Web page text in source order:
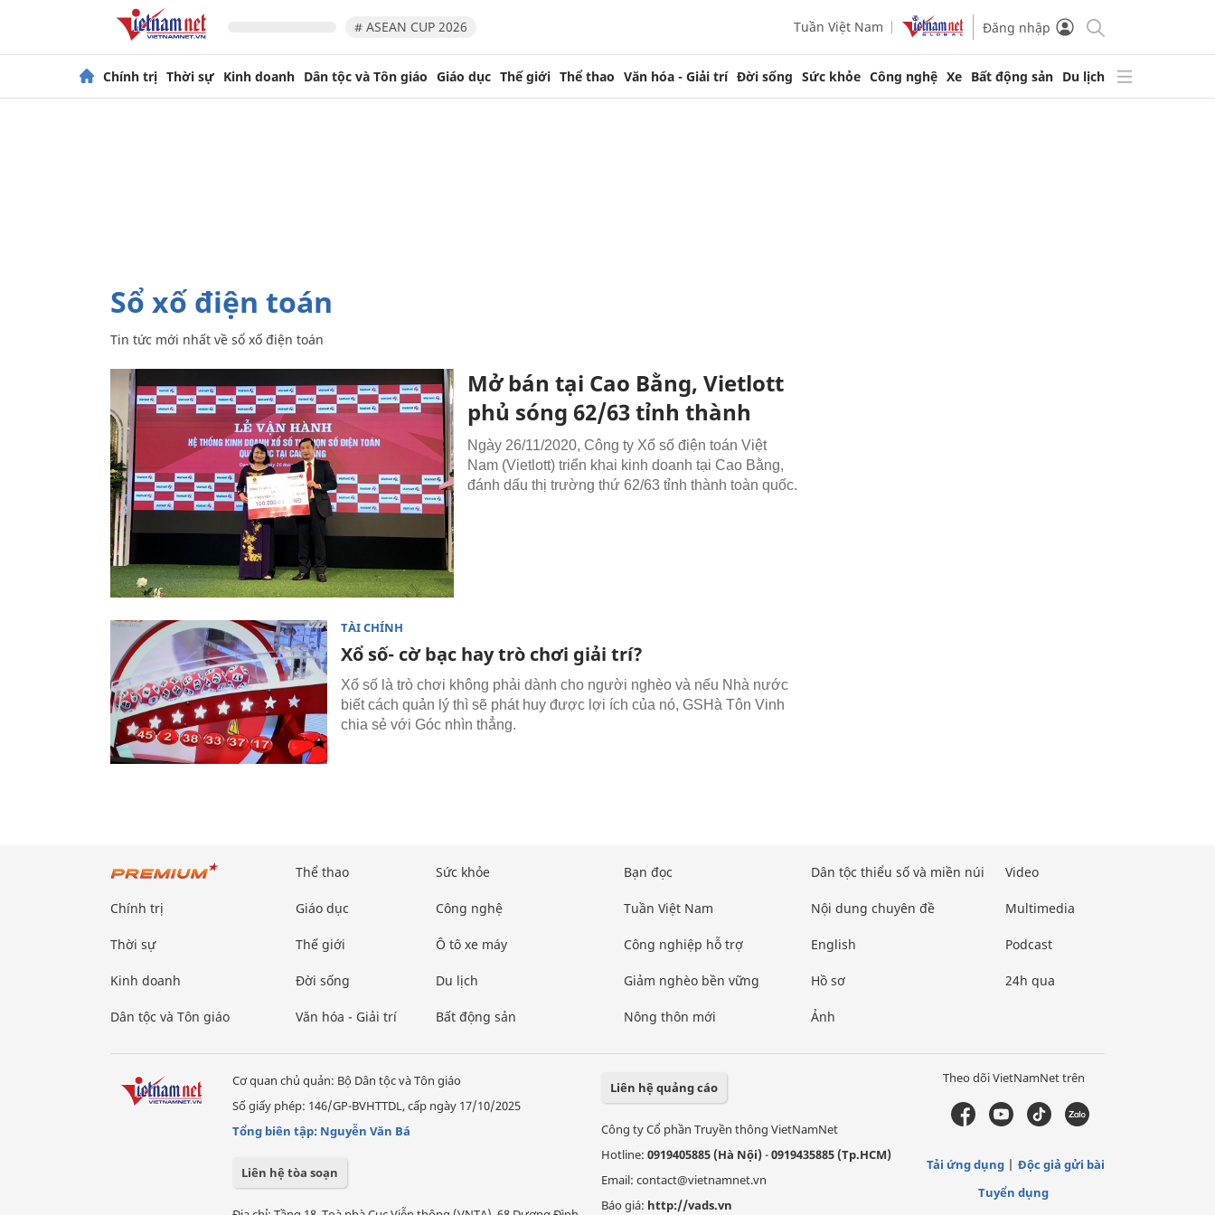
# ASEAN CUP 2026 Tuần Việt Nam Đăng nhập
Chính trị Thời sự Kinh doanh Dân tộc và Tôn giáo Giáo dục Thế giới Thể thao Văn hóa - Giải trí Đời sống Sức khỏe Công nghệ Xe Bất động sản Du lịch
sổ xố điện toán
Tin tức mới nhất về sổ xố điện toán
Mở bán tại Cao Bằng, Vietlott
phủ sóng 62/63 tỉnh thành
Ngày 26/11/2020, Công ty Xổ số điện toán Việt
Nam (Vietlott) triển khai kinh doanh tại Cao Bằng,
đánh dấu thị trường thứ 62/63 tỉnh thành toàn quốc.
TÀI CHÍNH
Xổ số- cờ bạc hay trò chơi giải trí?
Xổ số là trò chơi không phải dành cho người nghèo và nếu Nhà nước
biết cách quản lý thì sẽ phát huy được lợi ích của nó, GSHà Tôn Vinh
chia sẻ với Góc nhìn thẳng.
Chính trị
Thời sự
Kinh doanh
Dân tộc và Tôn giáo
Thể thao
Giáo dục
Thế giới
Đời sống
Văn hóa - Giải trí
Sức khỏe
Công nghệ
Ô tô xe máy
Du lịch
Bất động sản
Bạn đọc
Tuần Việt Nam
Công nghiệp hỗ trợ
Giảm nghèo bền vững
Nông thôn mới
Dân tộc thiểu số và miền núi
Nội dung chuyên đề
English
Hồ sơ
Ảnh
Video
Multimedia
Podcast
24h qua
Cơ quan chủ quản: Bộ Dân tộc và Tôn giáo
Số giấy phép: 146/GP-BVHTTDL, cấp ngày 17/10/2025
Tổng biên tập: Nguyễn Văn Bá
Liên hệ tòa soạn
Liên hệ quảng cáo
Công ty Cổ phần Truyền thông VietNamNet
Hotline: 0919405885 (Hà Nội)-0919435885 (Tp.HCM)
Email: contact@vietnamnet.vn
Báo giá: http://vads.vn
Theo dõi VietNamNet trên
Tải ứng dụng
Độc giả gửi bài
Tuyển dụng